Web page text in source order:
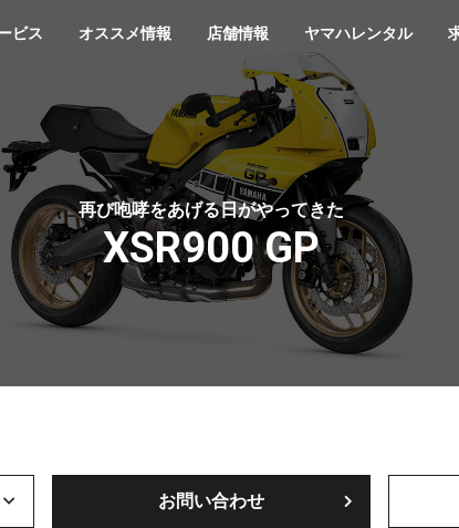
ビス オススメ情報 店舗情報 ヤマハレンタル
再び咆哮をあげる日がやってきた
XSR900 GP
お問い合わせ